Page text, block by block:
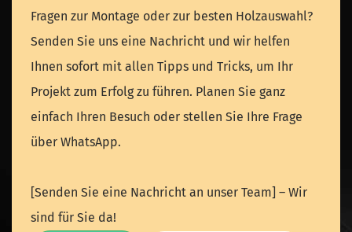
Fragen zur Montage oder zur besten Holzauswahl?
Senden Sie uns eine Nachricht und wir helfen
Ihnen sofort mit allen Tipps und Tricks, um Ihr
Projekt zum Erfolg zu führen. Planen Sie ganz
einfach Ihren Besuch oder stellen Sie Ihre Frage
über WhatsApp.
[Senden Sie eine Nachricht an unser Team] – Wir
sind für Sie da!